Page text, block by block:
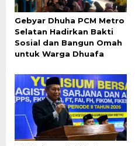
Gebyar Dhuha PCM Metro
Selatan Hadirkan Bakti
Sosial dan Bangun Omah
untuk Warga Dhuafa